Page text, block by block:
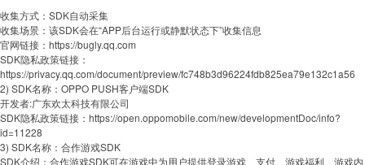
收集方式：SDK自动采集
收集场景：该SDK会在“APP后台运行或静默状态下”收集信息
官网链接：https://bugly.qq.com
SDK隐私政策链接：
https://privacy.qq.com/document/preview/fc748b3d96224fdb825ea79e132c1a56
2) SDK名称：OPPO PUSH客户端SDK
开发者:广东欢太科技有限公司
SDK隐私政策链接：https://open.oppomobile.com/new/developmentDoc/info?
id=11228
3) SDK名称：合作游戏SDK
SDK介绍：合作游戏SDK可在游戏中为用户提供登录游戏、支付、游戏福利、游戏内